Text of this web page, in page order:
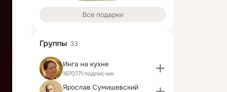
Все подарки
Группы 33
Инга на кухне
1670771 подписчик
Ярослав Сумишевский